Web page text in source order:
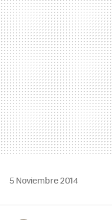
5 Noviembre 2014